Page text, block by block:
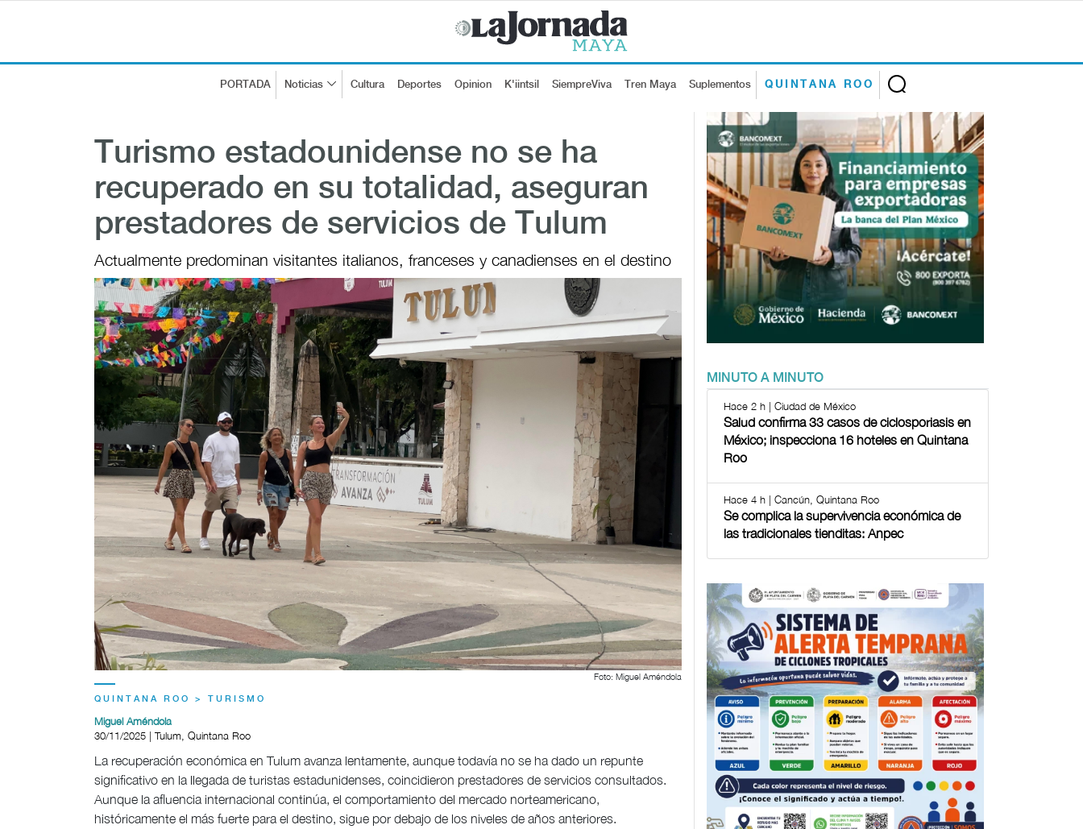
PORTADA Noticias Cultura Deportes Opinion K'iintsil SiempreViva Tren Maya Suplementos QUINTANA ROO
Turismo estadounidense no se ha
recuperado en su totalidad, aseguran
prestadores de servicios de Tulum
Actualmente predominan visitantes italianos, franceses y canadienses en el destino
Foto: Miguel Améndola
QUINTANA ROO > TURISMO
Miguel Améndola
30/11/2025 | Tulum, Quintana Roo
La recuperación económica en Tulum avanza lentamente, aunque todavía no se ha dado un repunte
significativo en la llegada de turistas estadunidenses, coincidieron prestadores de servicios consultados.
Aunque la afluencia internacional continúa, el comportamiento del mercado norteamericano,
históricamente el más fuerte para el destino, sigue por debajo de los niveles de años anteriores.
MINUTO A MINUTO
Hace 2 h | Ciudad de México
Salud confirma 33 casos de ciclosporiasis en
México; inspecciona 16 hoteles en Quintana
Roo
Hace 4 h | Cancún, Quintana Roo
Se complica la supervivencia económica de
las tradicionales tienditas: Anpec